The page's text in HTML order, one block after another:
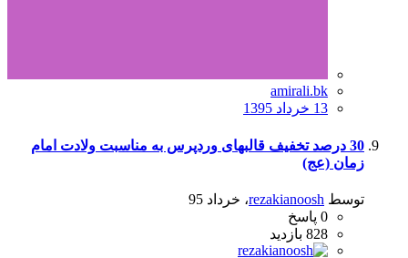
amirali.bk
13 خرداد 1395
30 درصد تخفیف قالبهای وردپرس به مناسبت ولادت امام
زمان (عج)
توسط rezakianoosh، خرداد 95
0 پاسخ
828 بازدید